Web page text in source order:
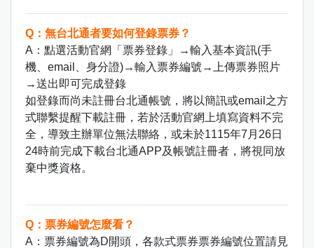
Q：無台北通者要如何登錄票券？
A：點選活動官網「票券登錄」→輸入基本資訊(手
機、email、身分證)→輸入票券編號→上傳票券照片
→送出即可完成登錄
如登錄而尚未註冊台北通帳號，將以簡訊或email之方
式聯繫提醒下載註冊，若於活動官網上填寫資料不完
全，導致主辦單位無法聯絡，或未於1115年7月26日
24時前完成下載台北通APP及帳號註冊者，將視同放
棄中獎資格。
Q：票券編號怎麼看？
A：票券編號為D開頭，各款式票券票券編號位置請見